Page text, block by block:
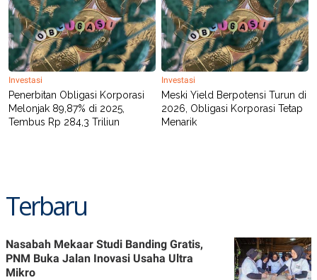
Investasi
Penerbitan Obligasi Korporasi
Melonjak 89,87% di 2025,
Tembus Rp 284,3 Triliun
Investasi
Meski Yield Berpotensi Turun di
2026, Obligasi Korporasi Tetap
Menarik
Terbaru
Nasabah Mekaar Studi Banding Gratis,
PNM Buka Jalan Inovasi Usaha Ultra
Mikro